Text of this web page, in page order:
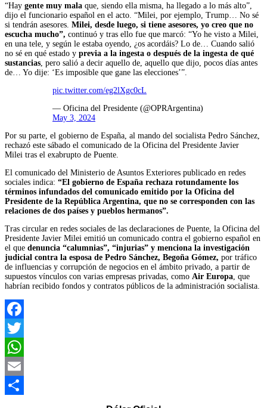
“Hay gente muy mala que, siendo ella misma, ha llegado a lo más alto”,
dijo el funcionario español en el acto. “Milei, por ejemplo, Trump… No sé
si tendrán asesores. Milei, desde luego, si tiene asesores, yo creo que no
escucha mucho”, continuó y tras ello fue que marcó: “Yo he visto a Milei,
en una tele, y según le estaba oyendo, ¿os acordáis? Lo de… Cuando salió
no sé en qué estado y previa a la ingesta o después de la ingesta de qué
sustancias , pero salió a decir aquello de, aquello que dijo, pocos días antes
de… Yo dije: ‘Es imposible que gane las elecciones’”.
pic.twitter.com/eg2lXgc0cL
— Oficina del Presidente (@OPRArgentina)
May 3, 2024
Por su parte, el gobierno de España, al mando del socialista Pedro Sánchez,
rechazó este sábado el comunicado de la Oficina del Presidente Javier
Milei tras el exabrupto de Puente.
El comunicado del Ministerio de Asuntos Exteriores publicado en redes
sociales indica: “El gobierno de España rechaza rotundamente los
términos infundados del comunicado emitido por la Oficina del
Presidente de la República Argentina, que no se corresponden con las
relaciones de dos países y pueblos hermanos”.
Tras circular en redes sociales de las declaraciones de Puente, la Oficina del
Presidente Javier Milei emitió un comunicado contra el gobierno español en
el que denuncia “calumnias”, “injurias” y menciona la investigación
judicial contra la esposa de Pedro Sánchez, Begoña Gómez, por tráfico
de influencias y corrupción de negocios en el ámbito privado, a partir de
supuestos vínculos con varias empresas privadas, como Air Europa , que
habrían recibido fondos y contratos públicos de la administración socialista.
Facebook
Twitter
WhatsApp
Email